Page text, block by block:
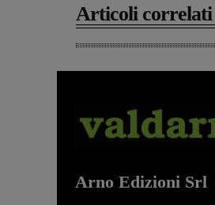
Articoli correlati
Arno Edizioni Srl